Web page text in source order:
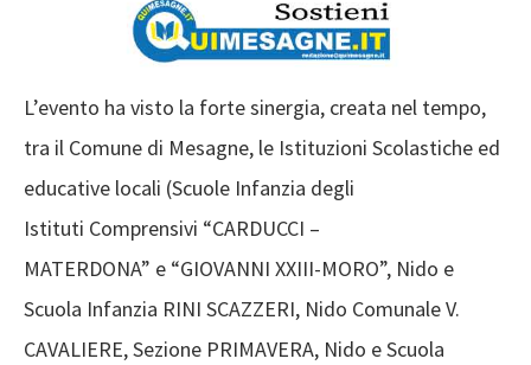
L’evento ha visto la forte sinergia, creata nel tempo,
tra il Comune di Mesagne, le Istituzioni Scolastiche ed
educative locali (Scuole Infanzia degli
Istituti Comprensivi “CARDUCCI –
MATERDONA” e “GIOVANNI XXIII-MORO”, Nido e
Scuola Infanzia RINI SCAZZERI, Nido Comunale V.
CAVALIERE, Sezione PRIMAVERA, Nido e Scuola